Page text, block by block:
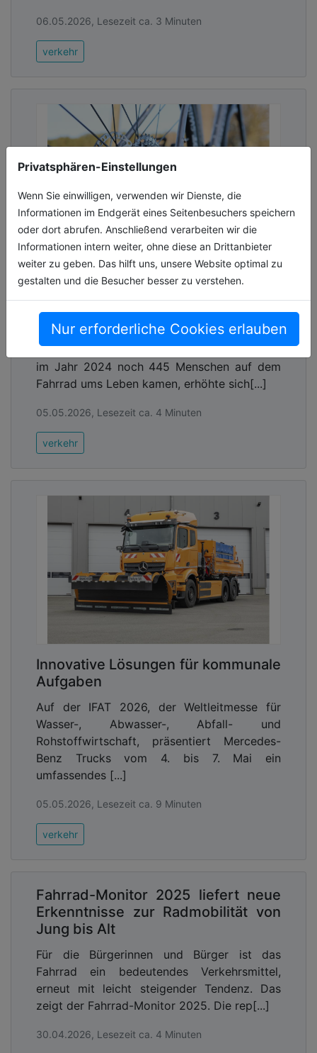
Privatsphären-Einstellungen
Wenn Sie einwilligen, verwenden wir Dienste, die
Informationen im Endgerät eines Seitenbesuchers speichern
oder dort abrufen. Anschließend verarbeiten wir die
Informationen intern weiter, ohne diese an Drittanbieter
weiter zu geben. Das hilft uns, unsere Website optimal zu
gestalten und die Besucher besser zu verstehen.
Nur erforderliche Cookies erlauben
06.05.2026, Lesezeit ca. 3 Minuten
verkehr
Destatis: Jedes sechste Todesopfer
fuhr Rad – DVR fordert Ausbau der
Die Zahl der im Straßenverkehr getöteten
Radfahrenden ist erneut gestiegen. Nachdem
im Jahr 2024 noch 445 Menschen auf dem
Fahrrad ums Leben kamen, erhöhte sich[...]
05.05.2026, Lesezeit ca. 4 Minuten
verkehr
Innovative Lösungen für kommunale
Aufgaben
Auf der IFAT 2026, der Weltleitmesse für
Wasser-, Abwasser-, Abfall- und
Rohstoffwirtschaft, präsentiert Mercedes-
Benz Trucks vom 4. bis 7. Mai ein
umfassendes [...]
05.05.2026, Lesezeit ca. 9 Minuten
verkehr
Fahrrad-Monitor 2025 liefert neue
Erkenntnisse zur Radmobilität von
Jung bis Alt
Für die Bürgerinnen und Bürger ist das
Fahrrad ein bedeutendes Verkehrsmittel,
erneut mit leicht steigender Tendenz. Das
zeigt der Fahrrad-Monitor 2025. Die rep[...]
30.04.2026, Lesezeit ca. 4 Minuten